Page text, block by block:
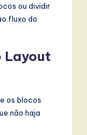
ou dividir
fluxo do
Layout
os blocos
não haja